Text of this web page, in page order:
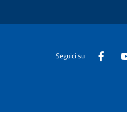
Seguici su